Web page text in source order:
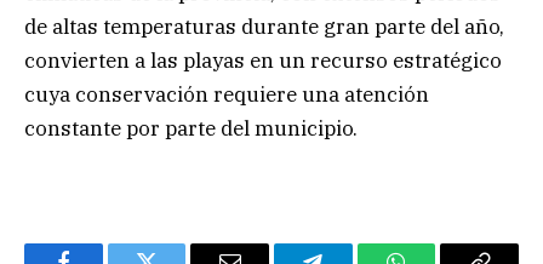
de altas temperaturas durante gran parte del año,
convierten a las playas en un recurso estratégico
cuya conservación requiere una atención
constante por parte del municipio.